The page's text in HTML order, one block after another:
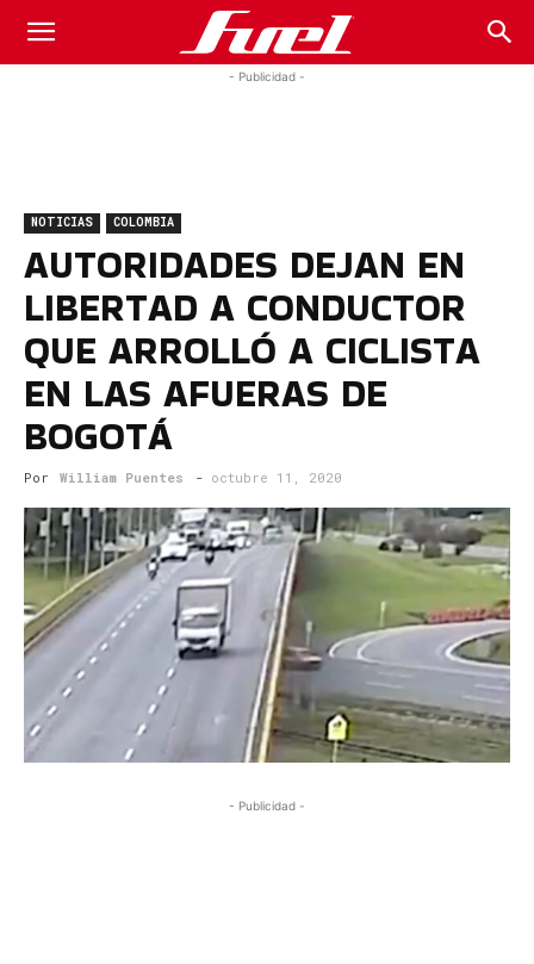
Fuel
Magazine
- Publicidad -
NOTICIAS COLOMBIA
AUTORIDADES DEJAN EN
LIBERTAD A CONDUCTOR
QUE ARROLLÓ A CICLISTA
EN LAS AFUERAS DE
BOGOTÁ
Por William Puentes - octubre 11, 2020
- Publicidad -